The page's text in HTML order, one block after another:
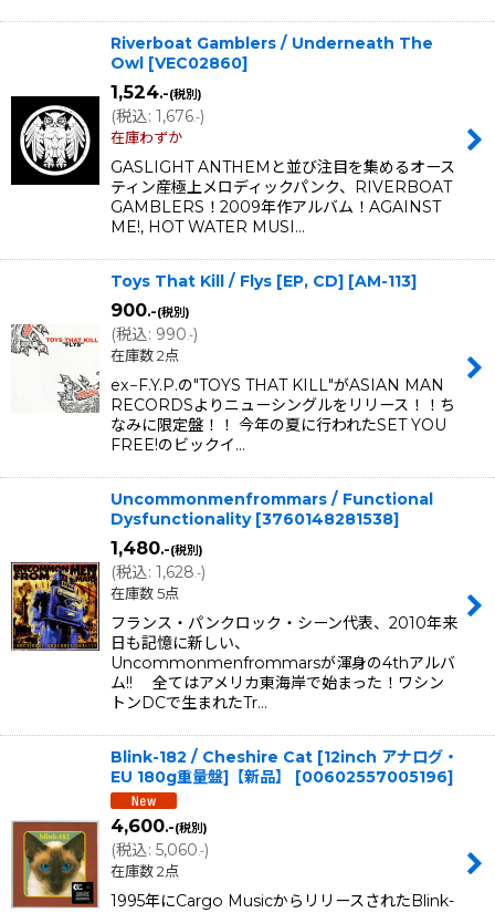
Riverboat Gamblers / Underneath The
Owl [VEC02860]
1,524.-(税別)
(税込: 1,676.-)
在庫わずか
GASLIGHT ANTHEMと並び注目を集めるオース
ティン産極上メロディックパンク、RIVERBOAT
GAMBLERS！2009年作アルバム！AGAINST
ME!, HOT WATER MUSI…
Toys That Kill / Flys [EP, CD] [AM-113]
900.-(税別)
(税込: 990.-)
在庫数 2点
ex−F.Y.P.の"TOYS THAT KILL"がASIAN MAN
RECORDSよりニューシングルをリリース！！ち
なみに限定盤！！ 今年の夏に行われたSET YOU
FREE!のビックイ…
Uncommonmenfrommars / Functional
Dysfunctionality [3760148281538]
1,480.-(税別)
(税込: 1,628.-)
在庫数 5点
フランス・パンクロック・シーン代表、2010年来
日も記憶に新しい、
Uncommonmenfrommarsが渾身の4thアルバ
ム!! 全てはアメリカ東海岸で始まった！ワシン
トンDCで生まれたTr…
Blink-182 / Cheshire Cat [12inch アナログ・
EU 180g重量盤]【新品】
[00602557005196]
4,600.-(税別)
(税込: 5,060.-)
在庫数 2点
1995年にCargo MusicからリリースされたBlink-